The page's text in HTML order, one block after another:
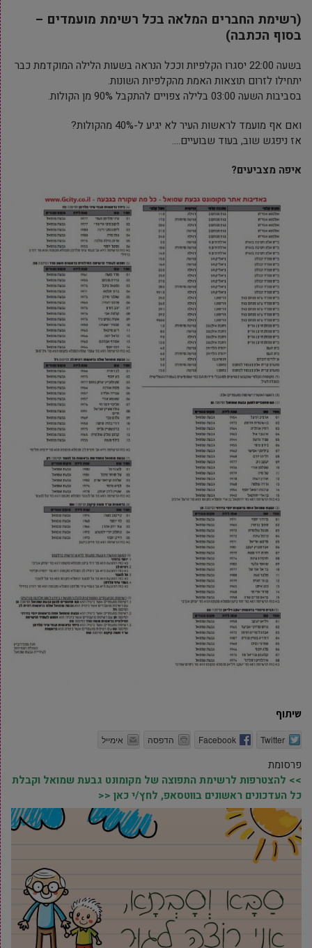
(רשימת החברים המלאה בכל רשימת מועמדים –
בסוף הכתבה)
בשעה 22:00 יסגרו הקלפיות וככל הנראה בשעות הלילה המוקדמת כבר
יתחילו לזרום תוצאות האמת מהקלפיות השונות.
בסביבות השעה 03:00 בלילה צפויים להתקבל 90% מן הקולות.
ואם אף מועמד לראשות העיר לא יגיע ל-40% מהקולות?
אז ניפגש שוב, בעוד שבועיים….
איפה מצביעים?
שיתוף
Twitter
Facebook הדפסה אימייל
פרסומת
>> להצטרפות לרשימת התפוצה של מקומונט גבעת שמואל וקבלת
כל העדכונים ראשונים בווטסאפ, לחץ/י כאן <<